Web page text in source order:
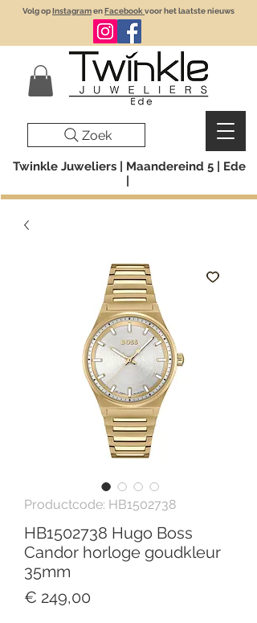
Twinkle Juweliers | Maandereind 5 | Ede
Volg opInstagramenFacebook voor het laatste nieuws
Zoek
Productcode: HB1502738
HB1502738 Hugo Boss
Candor horloge goudkleur
35mm
€ 249,00